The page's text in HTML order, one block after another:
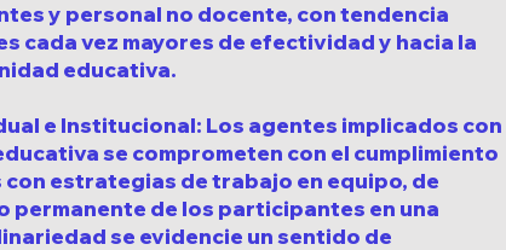
y personal no docente, con tendencia
cada vez mayores de efectividad y hacia la
educativa.
e Institucional: Los agentes implicados con
se comprometen con el cumplimiento
estrategias de trabajo en equipo, de
permanente de los participantes en una
se evidencie un sentido de